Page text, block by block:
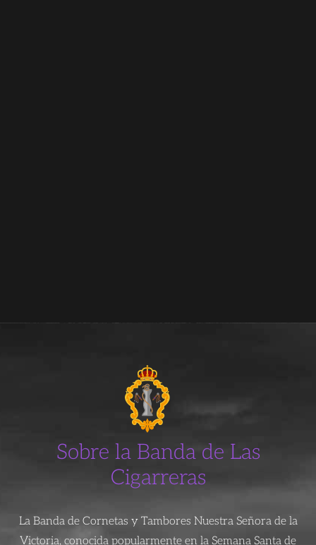
Sobre la Banda de Las
Cigarreras
La Banda de Cornetas y Tambores Nuestra Señora de la
Victoria, conocida popularmente en la Semana Santa de